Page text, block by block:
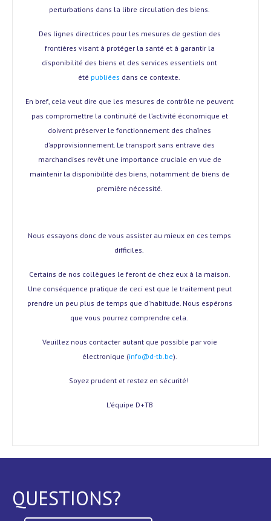
perturbations dans la libre circulation des biens.
Des lignes directrices pour les mesures de gestion des
frontières visant à protéger la santé et à garantir la
disponibilité des biens et des services essentiels ont
été publiées dans ce contexte.
En bref, cela veut dire que les mesures de contrôle ne peuvent
pas compromettre la continuité de l’activité économique et
doivent préserver le fonctionnement des chaînes
d’approvisionnement. Le transport sans entrave des
marchandises revêt une importance cruciale en vue de
maintenir la disponibilité des biens, notamment de biens de
première nécessité.
Nous essayons donc de vous assister au mieux en ces temps
difficiles.
Certains de nos collègues le feront de chez eux à la maison.
Une conséquence pratique de ceci est que le traitement peut
prendre un peu plus de temps que d'habitude. Nous espérons
que vous pourrez comprendre cela.
Veuillez nous contacter autant que possible par voie
électronique (info@d-tb.be).
Soyez prudent et restez en sécurité!
L'équipe D+TB
QUESTIONS?